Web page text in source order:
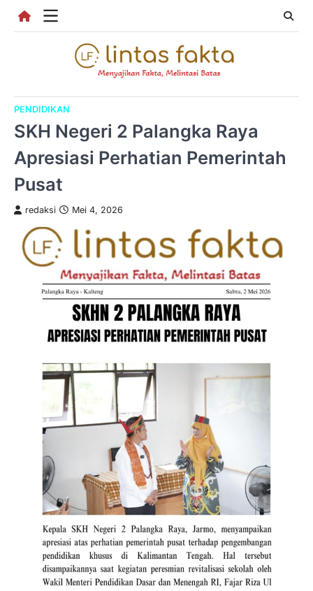
PENDIDIKAN
SKH Negeri 2 Palangka Raya
Apresiasi Perhatian Pemerintah
Pusat
redaksi Mei 4, 2026